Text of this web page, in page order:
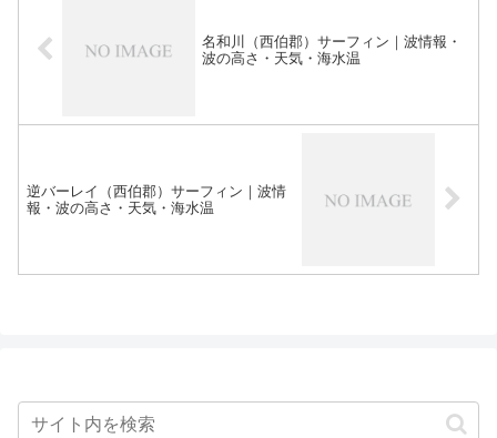
名和川（西伯郡）サーフィン｜波情報・
波の高さ・天気・海水温
逆バーレイ（西伯郡）サーフィン｜波情
報・波の高さ・天気・海水温